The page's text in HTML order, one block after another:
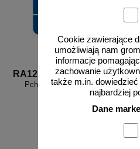
Cookie zawierające
umożliwiają nam
informacje
zachowanie
także m.in.
najbardziej
Dane
RA121
Pchać - znak informacyjny -